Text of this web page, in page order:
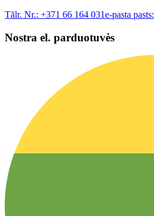
Tālr. Nr.: +371 66 164 031e-pasta pasts:
Nostra el. parduotuvės